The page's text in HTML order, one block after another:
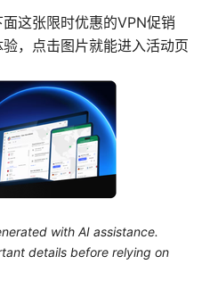
这张限时优惠的VPN促销
，点击图片就能进入活动页
with AI assistance.
details before relying on